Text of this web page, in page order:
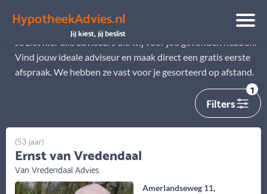
HypotheekAdvies.nl
Jij kiest, jij beslist
Alle adviseurs
Je ziet hier alle adviseurs die wij voor jou gevonden hebben.
Vind jouw ideale adviseur en maak direct een gratis eerste
afspraak. We hebben ze vast voor je gesorteerd op afstand.
Filters
1
Amerlandseweg 11,
(53 jaar)
Ernst van Vredendaal
Van Vredendaal Advies